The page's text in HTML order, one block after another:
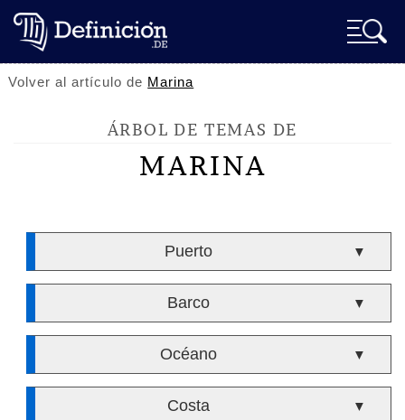
Volver al artículo de Marina
ÁRBOL DE TEMAS DE
MARINA
Puerto ▼
Barco ▼
Océano ▼
Costa ▼